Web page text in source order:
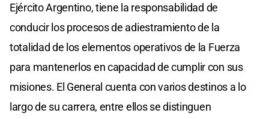
Ejército Argentino, tiene la responsabilidad de
conducir los procesos de adiestramiento de la
totalidad de los elementos operativos de la Fuerza
para mantenerlos en capacidad de cumplir con sus
misiones. El General cuenta con varios destinos a lo
largo de su carrera, entre ellos se distinguen